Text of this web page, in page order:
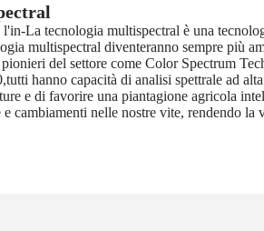
l'in-La tecnologia multispectral è una
multispectral diventeranno sempre più
del settore come Color Spectrum
tutti hanno capacità di analisi spettrale ad
e di favorire una piantagione agricola
cambiamenti nelle nostre vite, rendendo la